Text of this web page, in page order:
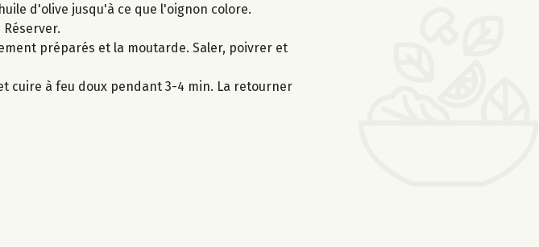
d'olive jusqu'à ce que l'oignon colore.
préparés et la moutarde. Saler, poivrer et
cuire à feu doux pendant 3-4 min. La retourner